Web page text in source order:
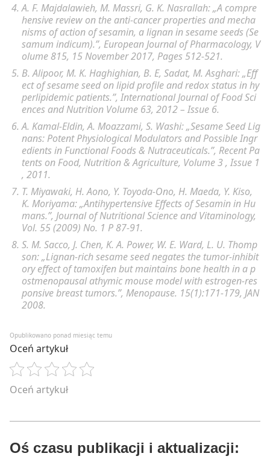
A. F. Majdalawieh, M. Massri, G. K. Nasrallah: „A compre
hensive review on the anti-cancer properties and mecha
nisms of action of sesamin, a lignan in sesame seeds (Se
samum indicum).”, European Journal of Pharmacology, V
olume 815, 15 November 2017, Pages 512-521.
B. Alipoor, M. K. Haghighian, B. E, Sadat, M. Asghari: „Eff
ect of sesame seed on lipid profile and redox status in hy
perlipidemic patients.”, International Journal of Food Sci
ences and Nutrition Volume 63, 2012 – Issue 6.
A. Kamal-Eldin, A. Moazzami, S. Washi: „Sesame Seed Lig
nans: Potent Physiological Modulators and Possible Ingr
edients in Functional Foods & Nutraceuticals.”, Recent Pa
tents on Food, Nutrition & Agriculture, Volume 3 , Issue 1
, 2011.
T. Miyawaki, H. Aono, Y. Toyoda-Ono, H. Maeda, Y. Kiso,
K. Moriyama: „Antihypertensive Effects of Sesamin in Hu
mans.”, Journal of Nutritional Science and Vitaminology,
Vol. 55 (2009) No. 1 P 87-91.
S. M. Sacco, J. Chen, K. A. Power, W. E. Ward, L. U. Thomp
son: „Lignan-rich sesame seed negates the tumor-inhibit
ory effect of tamoxifen but maintains bone health in a p
ostmenopausal athymic mouse model with estrogen-res
ponsive breast tumors.”, Menopause. 15(1):171-179, JAN
2008.
Opublikowano ponad miesiąc temu
Oceń artykuł
Oceń artykuł
Oś czasu publikacji i aktualizacji: